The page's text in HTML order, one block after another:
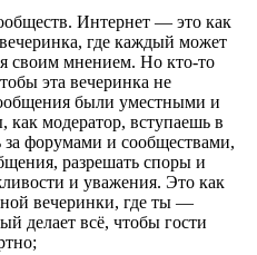
Интернет — это как
где каждый может
своим мнением. Но кто-то
эта вечеринка не
были уместными и
как модератор, вступаешь в
форумами и сообществами,
разрешать споры и
и уважения. Это как
вечеринки, где ты —
делает всё, чтобы гости